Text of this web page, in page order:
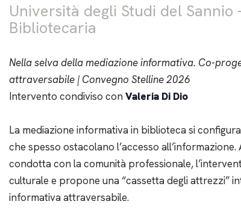
Università degli Studi del
Bibliotecaria
Nella selva della mediazione informativa. Co-
attraversabile | Convegno Stelline 2026
Intervento condiviso conValeria Di Dio
La mediazione informativa in biblioteca si
che spesso ostacolano l’accesso
condotta con la comunità professionale,
culturale e propone una “cassetta degli attrezzi”
informativa attraversabile.